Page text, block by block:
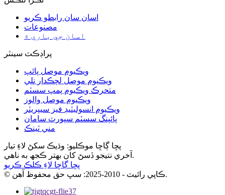
اسان سان رابطو ڪريو
مصنوعات
اسان جي باري ۾
پراڊڪٽ سينٽر
ويڪيوم موصل پائپ
ويڪيوم موصل لچڪدار نلي
متحرڪ ويڪيوم پمپ سسٽم
ويڪيوم موصل والوز
ويڪيوم انسوليٽيڊ فيز سيپريٽر
پائپنگ سسٽم سپورٽ سامان
مني ٽينڪ
پڇا ڳاڇا موڪليو: وڌيڪ سکڻ لاءِ تيار
آخري نتيجو ڏسڻ کان بهتر ڪجھ به ناهي.
پڇا ڳاڇا لاءِ ڪلڪ ڪريو
© ڪاپي رائيٽ - 2010-2025: سڀ حق محفوظ آهن.